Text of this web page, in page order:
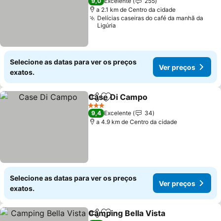
a 2.1 km de Centro da cidade
Delícias caseiras do café da manhã da
Ligúria
Selecione as datas para ver os preços
exatos.
Ver preços
PartilharAdicionar aos favoritos
Case Di Campo
3 Estrelas
9,4 Excelente
34
a 4.9 km de Centro da cidade
Selecione as datas para ver os preços
exatos.
Ver preços
PartilharAdicionar aos favoritos
Camping Bella Vista